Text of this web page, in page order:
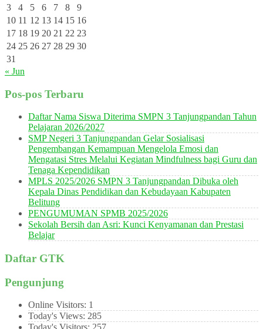
3
4 5 6 7 8
9
10 11 12 13 14 15 16
17 18 19 20 21 22 23
24 25 26 27 28 29 30
31
« Jun
Pos-pos Terbaru
Daftar Nama Siswa Diterima SMPN 3 Tanjungpandan Tahun
Pelajaran 2026/2027
SMP Negeri 3 Tanjungpandan Gelar Sosialisasi
Pengembangan Kemampuan Mengelola Emosi dan
Mengatasi Stres Melalui Kegiatan Mindfulness bagi Guru dan
Tenaga Kependidikan
MPLS 2025/2026 SMPN 3 Tanjungpandan Dibuka oleh
Kepala Dinas Pendidikan dan Kebudayaan Kabupaten
Belitung
PENGUMUMAN SPMB 2025/2026
Sekolah Bersih dan Asri: Kunci Kenyamanan dan Prestasi
Belajar
Daftar GTK
Pengunjung
Online Visitors: 1
Today's Views: 285